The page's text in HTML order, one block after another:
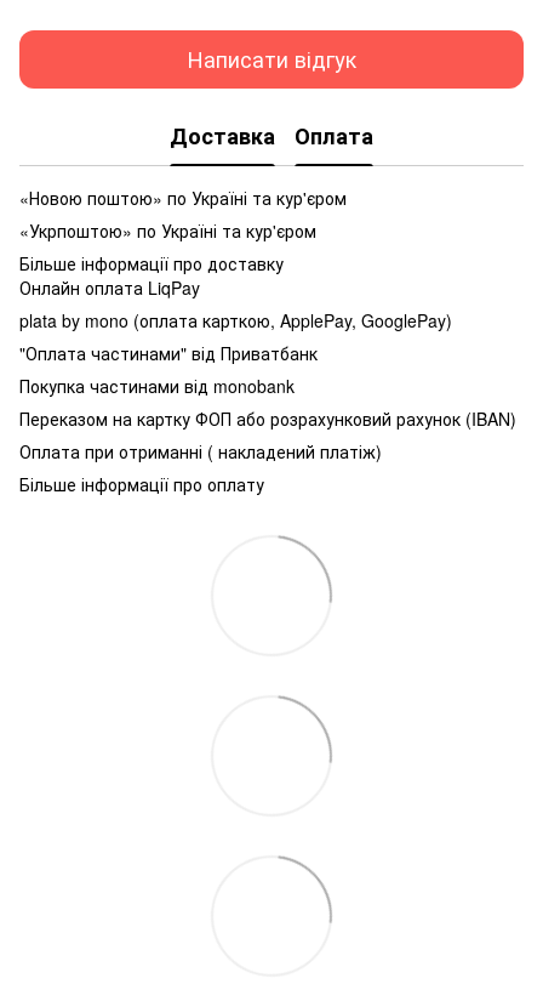
Написати відгук
Доставка Оплата
«Новою поштою» по Україні та кур'єром
«Укрпоштою» по Україні та кур'єром
Більше інформації про доставку
Онлайн оплата LiqPay
plata by mono (оплата карткою, ApplePay, GooglePay)
"Оплата частинами" від Приватбанк
Покупка частинами від monobank
Переказом на картку ФОП або розрахунковий рахунок (IBAN)
Оплата при отриманні ( накладений платіж)
Більше інформації про оплату